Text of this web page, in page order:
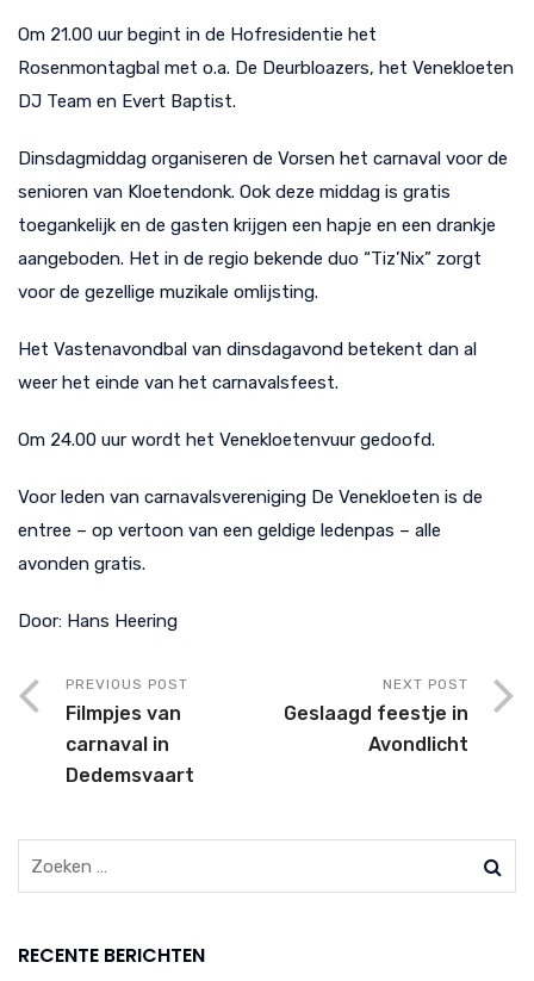
Om 21.00 uur begint in de Hofresidentie het
Rosenmontagbal met o.a. De Deurbloazers, het Venekloeten
DJ Team en Evert Baptist.
Dinsdagmiddag organiseren de Vorsen het carnaval voor de
senioren van Kloetendonk. Ook deze middag is gratis
toegankelijk en de gasten krijgen een hapje en een drankje
aangeboden. Het in de regio bekende duo “Tiz’Nix” zorgt
voor de gezellige muzikale omlijsting.
Het Vastenavondbal van dinsdagavond betekent dan al
weer het einde van het carnavalsfeest.
Om 24.00 uur wordt het Venekloetenvuur gedoofd.
Voor leden van carnavalsvereniging De Venekloeten is de
entree – op vertoon van een geldige ledenpas – alle
avonden gratis.
Door: Hans Heering
PREVIOUS POST
Filmpjes van
carnaval in
Dedemsvaart
NEXT POST
Geslaagd feestje in
Avondlicht
RECENTE BERICHTEN